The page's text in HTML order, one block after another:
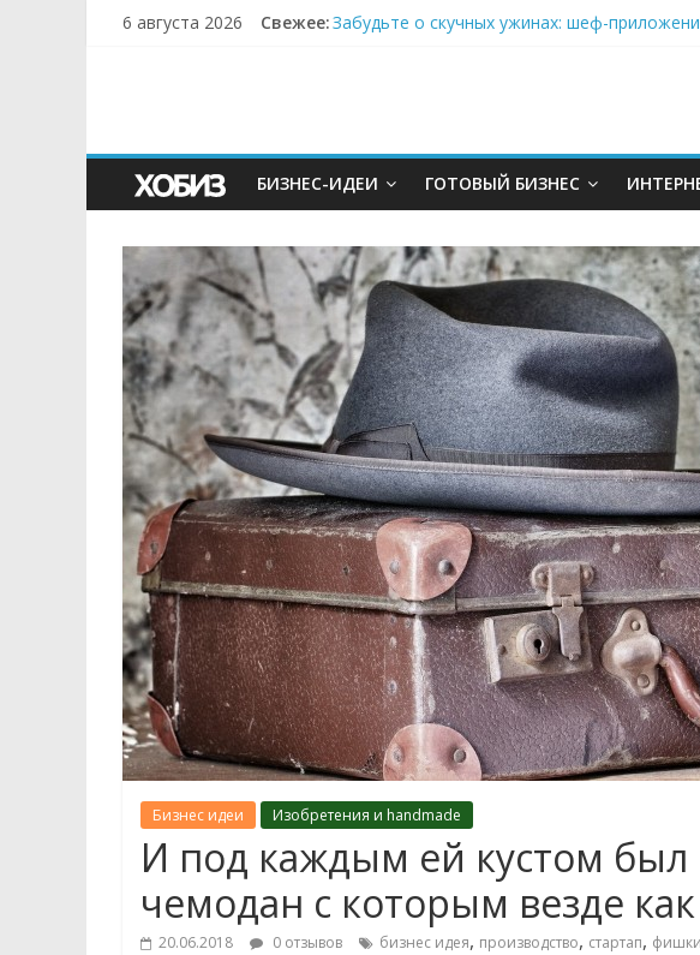
6 августа 2026 Свежее:Забудьте о скучных ужинах: шеф-
БИЗНЕС-ИДЕИ ГОТОВЫЙ БИЗНЕС
Бизнес идеи Изобретения и handmade
И под каждым ей кустом был
чемодан с которым везде
20.06.2018 0 отзывов бизнес идея, производство, стартап, фишки